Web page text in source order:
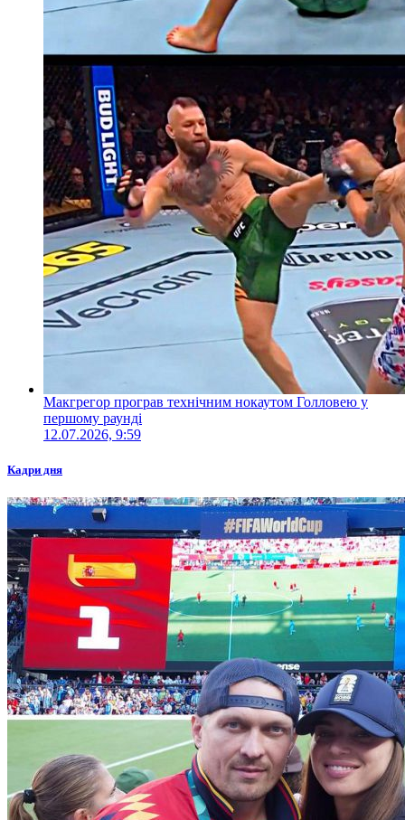
Макгрегор програв технічним нокаутом Голловею у
першому раунді
12.07.2026, 9:59
Кадри дня